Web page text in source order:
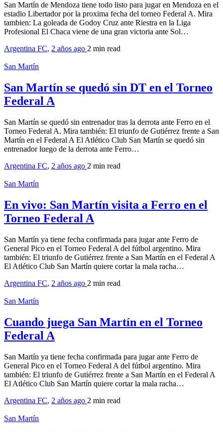
San Martín de Mendoza tiene todo listo para jugar en Mendoza en el
estadio Libertador por la proxima fecha del torneo Federal A. Mira
tambien: La goleada de Godoy Cruz ante Riestra en la Liga
Profesional El Chaca viene de una gran victoria ante Sol…
Argentina FC, 2 años ago 2 min read
San Martín
San Martín se quedó sin DT en el Torneo
Federal A
San Martín se quedó sin entrenador tras la derrota ante Ferro en el
Torneo Federal A. Mira también: El triunfo de Gutiérrez frente a San
Martín en el Federal A El Atlético Club San Martín se quedó sin
entrenador luego de la derrota ante Ferro…
Argentina FC, 2 años ago 2 min read
San Martín
En vivo: San Martín visita a Ferro en el
Torneo Federal A
San Martín ya tiene fecha confirmada para jugar ante Ferro de
General Pico en el Torneo Federal A del fútbol argentino. Mira
también: El triunfo de Gutiérrez frente a San Martín en el Federal A
El Atlético Club San Martín quiere cortar la mala racha…
Argentina FC, 2 años ago 2 min read
San Martín
Cuando juega San Martín en el Torneo
Federal A
San Martín ya tiene fecha confirmada para jugar ante Ferro de
General Pico en el Torneo Federal A del fútbol argentino. Mira
también: El triunfo de Gutiérrez frente a San Martín en el Federal A
El Atlético Club San Martín quiere cortar la mala racha…
Argentina FC, 2 años ago 2 min read
San Martín